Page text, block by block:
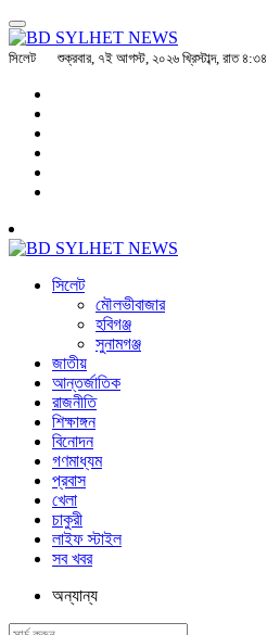
সিলেট শুক্রবার, ৭ই আগস্ট, ২০২৬ খ্রিস্টাব্দ, রাত ৪:৩৪
সিলেট
মৌলভীবাজার
হবিগঞ্জ
সুনামগঞ্জ
জাতীয়
আন্তর্জাতিক
রাজনীতি
শিক্ষাঙ্গন
বিনোদন
গণমাধ্যম
প্রবাস
খেলা
চাকুরী
লাইফ স্টাইল
সব খবর
অন্যান্য